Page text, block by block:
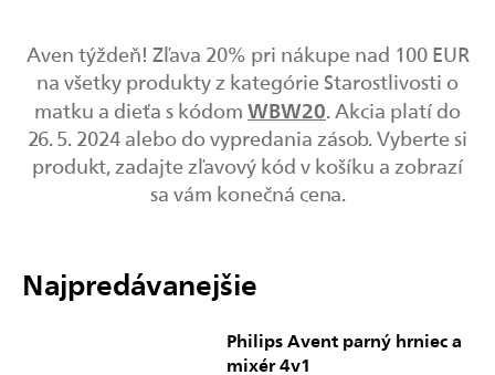
Aven týždeň! Zľava 20% pri nákupe nad 100 EUR
na všetky produkty z kategórie Starostlivosti o
matku a dieťa s kódom WBW20. Akcia platí do
26. 5. 2024 alebo do vypredania zásob. Vyberte si
produkt, zadajte zľavový kód v košíku a zobrazí
sa vám konečná cena.
Najpredávanejšie
Philips Avent parný hrniec a
mixér 4v1